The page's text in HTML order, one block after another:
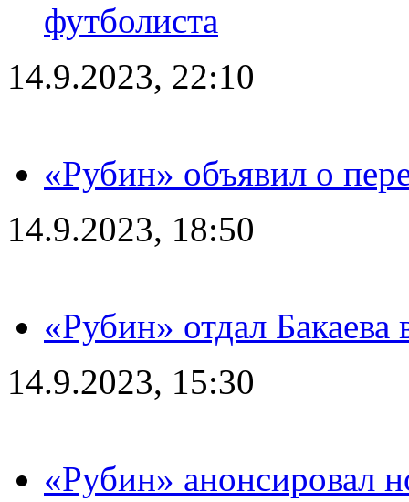
футболиста
14.9.2023, 22:10
«Рубин» объявил о
14.9.2023, 18:50
«Рубин» отдал
14.9.2023, 15:30
«Рубин» анонсировал